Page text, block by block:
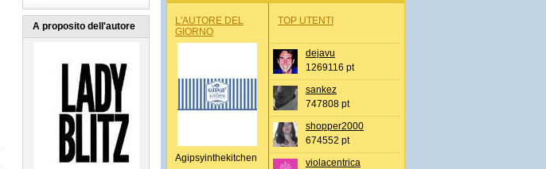
A proposito dell'autore
L'AUTORE DEL
GIORNO
Agipsyinthekitchen
TOP UTENTI
dejavu
1269116 pt
sankez
747808 pt
shopper2000
674552 pt
violacentrica